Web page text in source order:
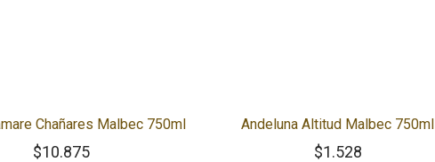
Chañares Malbec 750ml
$10.875
Andeluna Altitud Malbec 750ml
$1.528